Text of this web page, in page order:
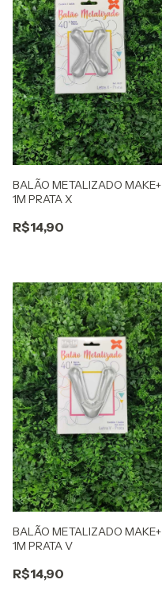
BALÃO METALIZADO MAKE+
1M PRATA X
R$14,90
BALÃO METALIZADO MAKE+
1M PRATA V
R$14,90